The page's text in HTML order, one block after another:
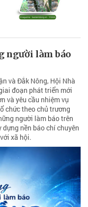
người làm báo
và Đắk Nông, Hội Nhà
đoạn phát triển mới
và yêu cầu nhiệm vụ
chức theo chủ trương
người làm báo trên
nền báo chí chuyên
xã hội.